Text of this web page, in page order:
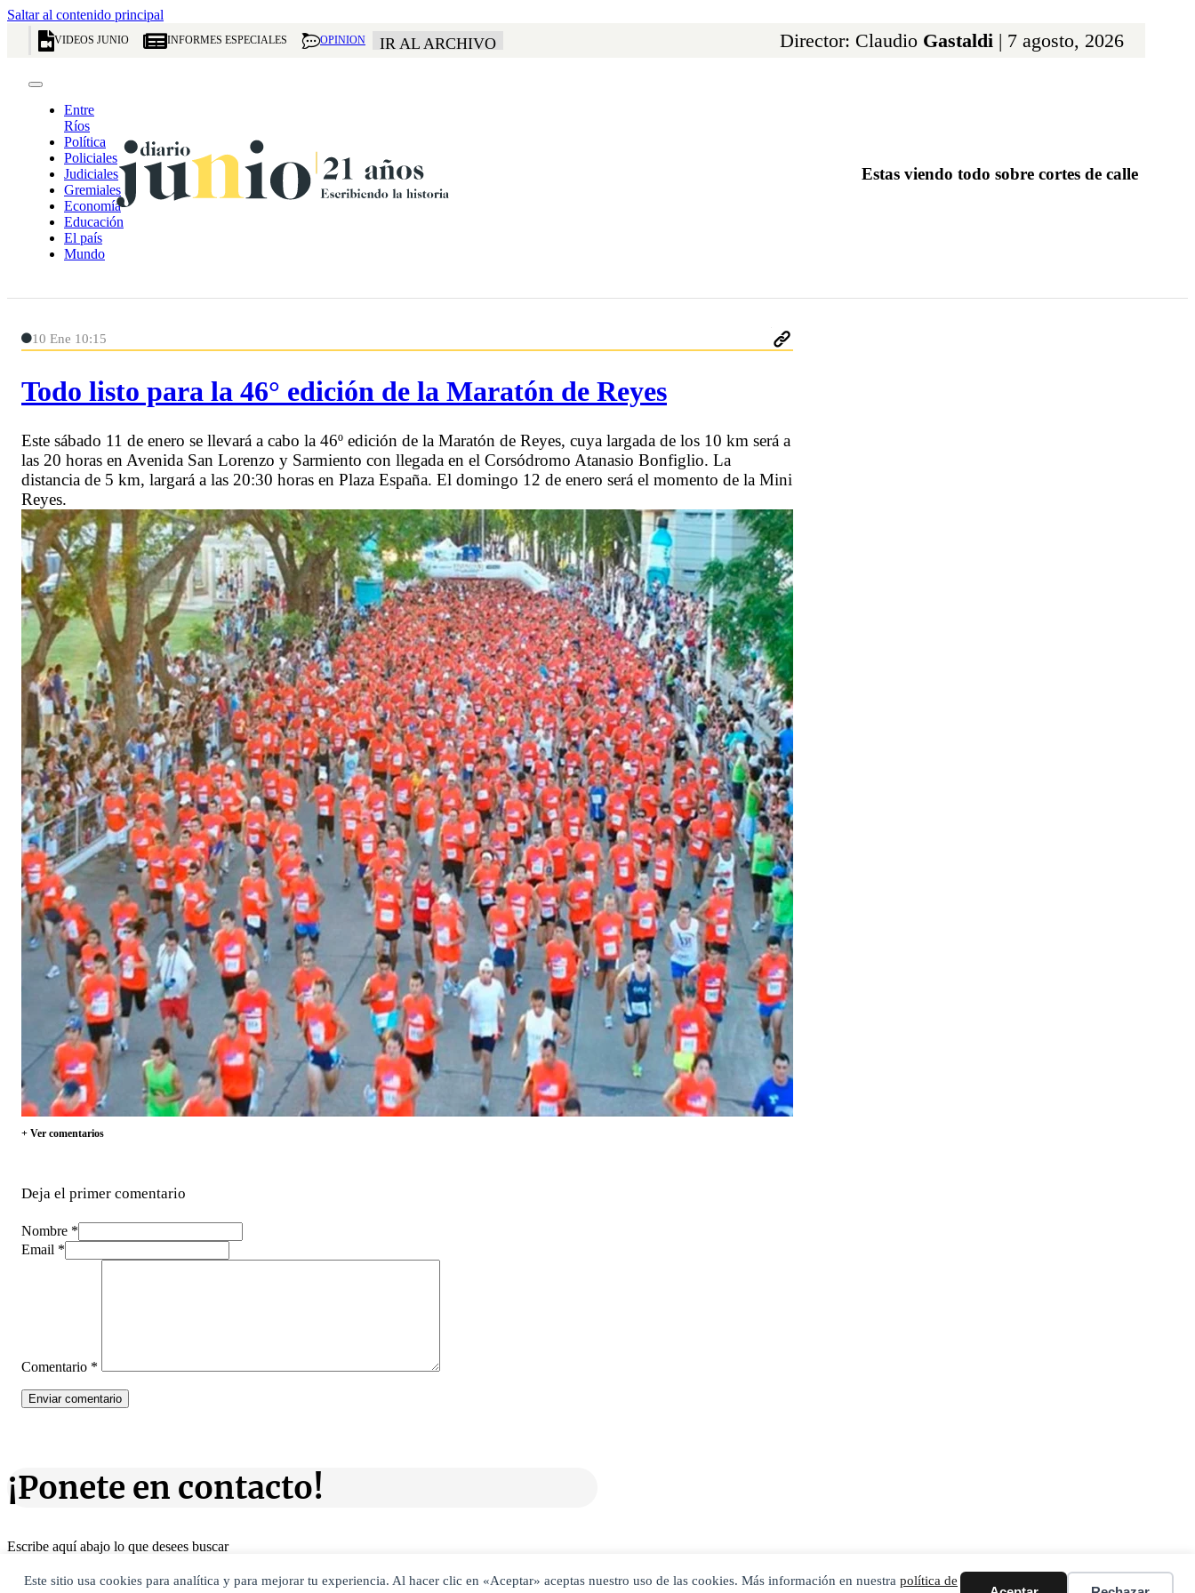
Este sitio usa cookies para analítica y para mejorar tu experiencia. Al hacer clic en «Aceptar» aceptas nuestro uso de las cookies. Más información en nuestra política de
Saltar al contenido principal
VIDEOS JUNIO INFORMES ESPECIALES OPINION IR AL ARCHIVO Director: Claudio Gastaldi | 7 agosto, 2026
Entre
Ríos
Política
Policiales
Judiciales
Gremiales
Economía
Educación
El país
Mundo
Estas viendo todo sobre cortes de calle
10 Ene 10:15
Todo listo para la 46° edición de la Maratón de Reyes
Este sábado 11 de enero se llevará a cabo la 46º edición de la Maratón de Reyes, cuya largada de los 10 km será a
las 20 horas en Avenida San Lorenzo y Sarmiento con llegada en el Corsódromo Atanasio Bonfiglio. La
distancia de 5 km, largará a las 20:30 horas en Plaza España. El domingo 12 de enero será el momento de la Mini
Reyes.
+ Ver comentarios
Deja el primer comentario
Nombre *
Email *
Comentario *
¡Ponete en contacto!
Escribe aquí abajo lo que desees buscar
Buscar
Buscar